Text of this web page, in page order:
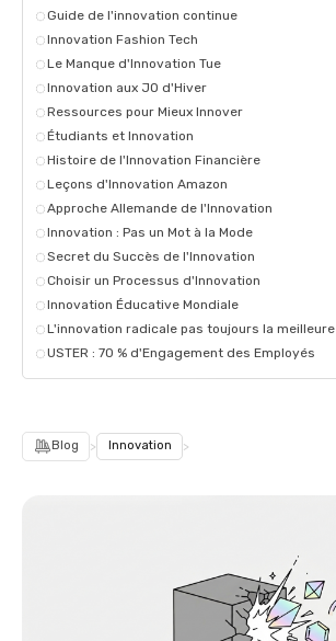
Guide de l'innovation continue
Innovation Fashion Tech
Le Manque d'Innovation Tue
Innovation aux JO d'Hiver
Ressources pour Mieux Innover
Étudiants et Innovation
Histoire de l'Innovation Financière
Leçons d'Innovation Amazon
Approche Allemande de l'Innovation
Innovation : Pas un Mot à la Mode
Secret du Succès de l'Innovation
Choisir un Processus d'Innovation
Innovation Éducative Mondiale
L'innovation radicale pas toujours la meilleure
USTER : 70 % d'Engagement des Employés
Blog > Innovation >